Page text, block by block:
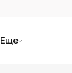
Еще